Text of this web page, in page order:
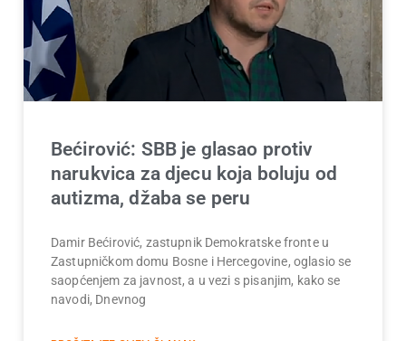
Bećirović: SBB je glasao protiv
narukvica za djecu koja boluju od
autizma, džaba se peru
Damir Bećirović, zastupnik Demokratske fronte u
Zastupničkom domu Bosne i Hercegovine, oglasio se
saopćenjem za javnost, a u vezi s pisanjim, kako se
navodi, Dnevnog